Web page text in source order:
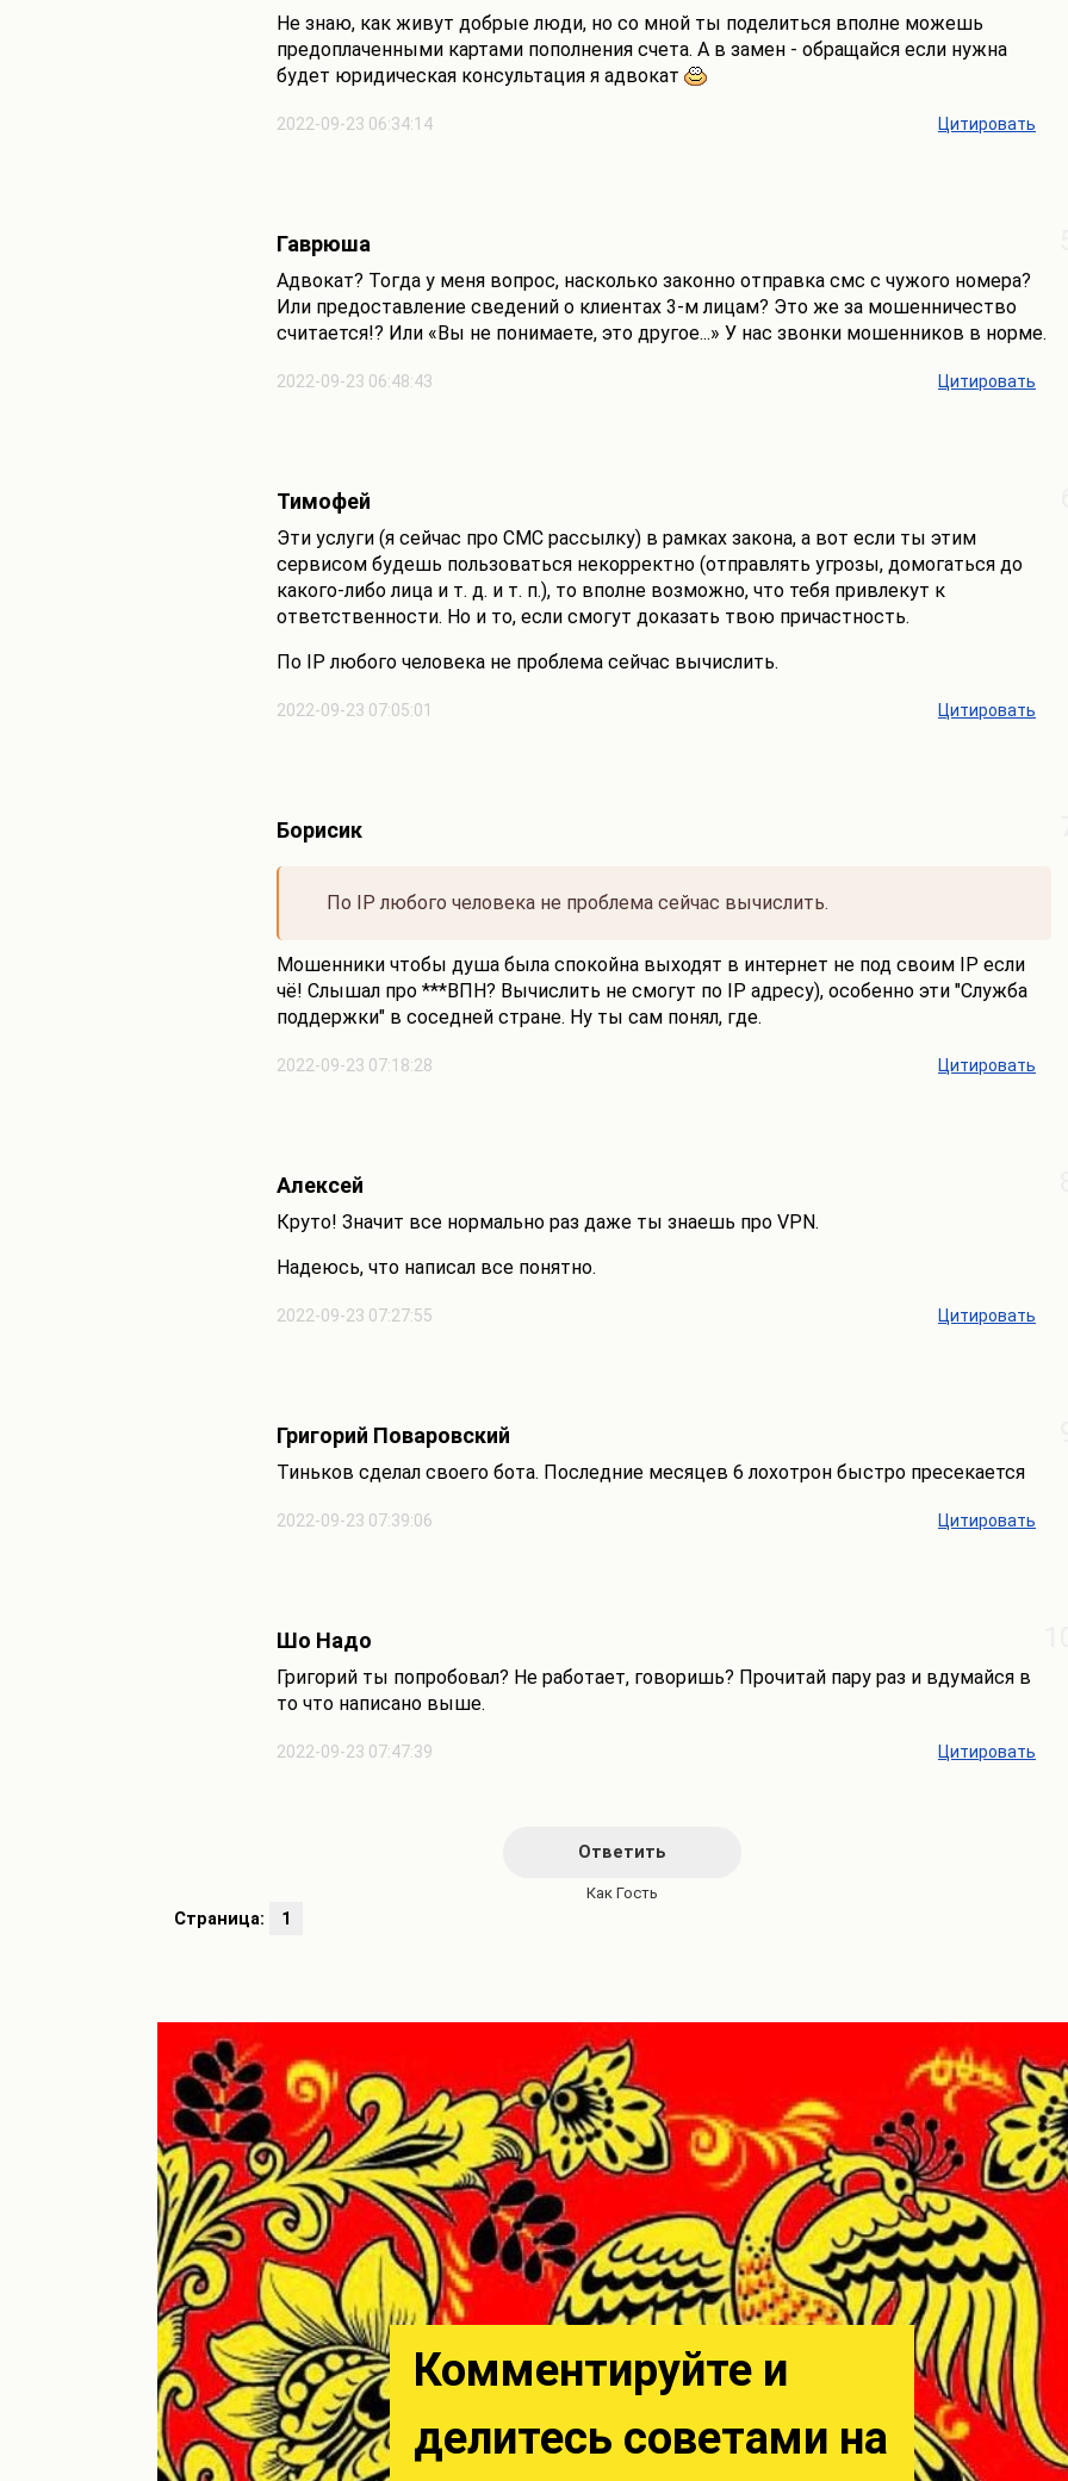
2022-09-23 06:34:14
Не знаю, как живут добрые люди, но со мной ты поделиться вполне можешь
предоплаченными картами пополнения счета. А в замен - обращайся если нужна
будет юридическая консультация я адвокат
Цитировать
2022-09-23 06:48:43
Гаврюша
Адвокат? Тогда у меня вопрос, насколько законно отправка смс с чужого номера?
Или предоставление сведений о клиентах 3-м лицам? Это же за мошенничество
считается!? Или «Вы не понимаете, это другое...» У нас звонки мошенников в норме.
Цитировать
2022-09-23 07:05:01
Тимофей
Эти услуги (я сейчас про СМС рассылку) в рамках закона, а вот если ты этим
сервисом будешь пользоваться некорректно (отправлять угрозы, домогаться до
какого-либо лица и т. д. и т. п.), то вполне возможно, что тебя привлекут к
ответственности. Но и то, если смогут доказать твою причастность.
По IP любого человека не проблема сейчас вычислить.
Цитировать
2022-09-23 07:18:28
Борисик
По IP любого человека не проблема сейчас вычислить.
Мошенники чтобы душа была спокойна выходят в интернет не под своим IP если
чё! Слышал про ***ВПН? Вычислить не смогут по IP адресу), особенно эти "Служба
поддержки" в соседней стране. Ну ты сам понял, где.
Цитировать
2022-09-23 07:27:55
Алексей
Круто! Значит все нормально раз даже ты знаешь про VPN.
Надеюсь, что написал все понятно.
Цитировать
2022-09-23 07:39:06
Григорий Поваровский
Тиньков сделал своего бота. Последние месяцев 6 лохотрон быстро пресекается
Цитировать
2022-09-23 07:47:39
Шо Надо
Григорий ты попробовал? Не работает, говоришь? Прочитай пару раз и вдумайся в
то что написано выше.
Цитировать
Ответить
Страница: 1